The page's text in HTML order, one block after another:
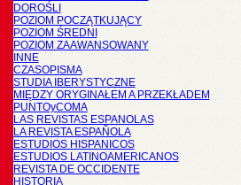
DOROŚLI
POZIOM POCZĄTKUJĄCY
POZIOM ŚREDNI
POZIOM ZAAWANSOWANY
INNE
CZASOPISMA
STUDIA IBERYSTYCZNE
MIĘDZY ORYGINAŁEM A PRZEKŁADEM
PUNTOyCOMA
LAS REVISTAS ESPANOLAS
LA REVISTA ESPAÑOLA
ESTUDIOS HISPANICOS
ESTUDIOS LATINOAMERICANOS
REVISTA DE OCCIDENTE
HISTORIA